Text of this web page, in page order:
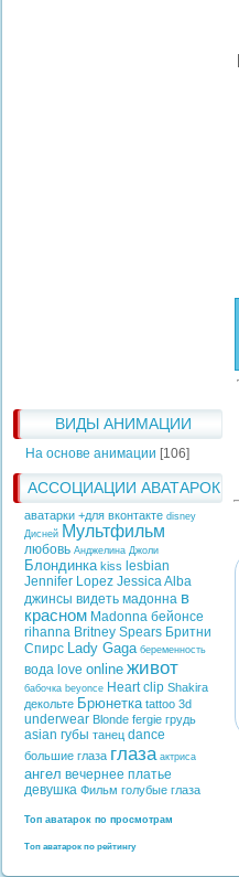
ВИДЫ АНИМАЦИИ
На основе анимации [106]
АССОЦИАЦИИ АВАТАРОК
аватарки +для вконтакте disney
Дисней Мультфильм
любовь Анджелина Джоли
Блондинка kiss lesbian
Jennifer Lopez Jessica Alba
джинсы видеть мадонна в
красном Madonna бейонсе
rihanna Britney Spears Бритни
Спирс Lady Gaga беременность
вода love online живот
бабочка beyonce Heart clip Shakira
декольте Брюнетка tattoo 3d
underwear Blonde fergie грудь
asian губы танец dance
большие глаза глаза актриса
ангел вечернее платье
девушка Фильм голубые глаза
Топ аватарок по просмотрам
Топ аватарок по рейтингу